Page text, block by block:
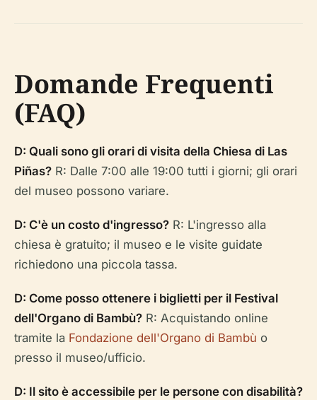
Domande Frequenti
(FAQ)
D: Quali sono gli orari di visita della Chiesa di Las
Piñas? R: Dalle 7:00 alle 19:00 tutti i giorni; gli orari
del museo possono variare.
D: C'è un costo d'ingresso? R: L'ingresso alla
chiesa è gratuito; il museo e le visite guidate
richiedono una piccola tassa.
D: Come posso ottenere i biglietti per il Festival
dell'Organo di Bambù? R: Acquistando online
tramite la Fondazione dell'Organo di Bambù o
presso il museo/ufficio.
D: Il sito è accessibile per le persone con disabilità?